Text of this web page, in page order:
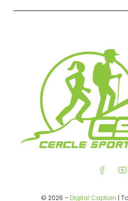
© 2026 –Digital Captain |